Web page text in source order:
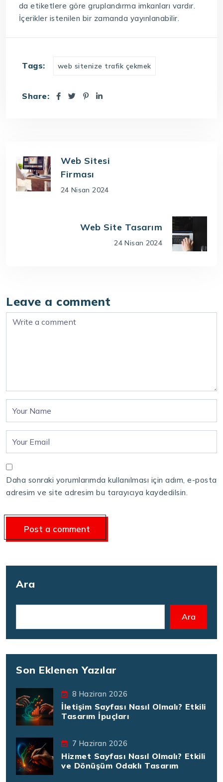
da etiketlere göre gruplandırma imkanları vardır.
İçerikler istenilen bir zamanda yayınlanabilir.
Tags: web sitenize trafik çekmek
Share:
Web Sitesi
Firması
24 Nisan 2024
Web Site Tasarım
24 Nisan 2024
Leave a comment
Daha sonraki yorumlarımda kullanılması için adım, e-posta
adresim ve site adresim bu tarayıcıya kaydedilsin.
Ara
Ara
Son Eklenen Yazılar
8 Haziran 2026
İletişim Sayfası Nasıl Olmalı? Etkili
Tasarım İpuçları
7 Haziran 2026
Hizmet Sayfası Nasıl Olmalı? Etkili
ve Dönüşüm Odaklı Tasarım